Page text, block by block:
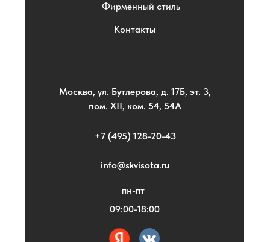
Фирменный стиль
Контакты
+7 (495) 128-20-43
info@skvisota.ru
Москва, ул. Бутлерова, д. 17Б, эт. 3,
пом. XII, ком. 54, 54А
пн-пт
09:00-18:00